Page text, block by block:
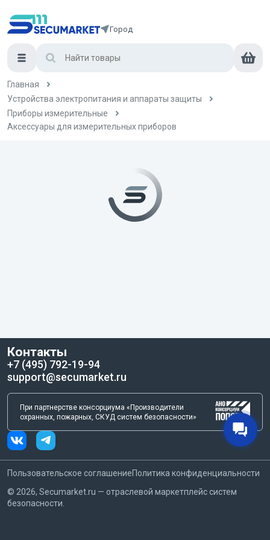
Город
Главная
Устройства электропитания и аппараты защиты
Приборы измерительные
Аксессуары для измерительных приборов
Контакты
+7 (495) 792-19-94
support@secumarket.ru
При партнерстве консорциума «Производители
охранных, пожарных, СКУД систем безопасности»
Пользовательское соглашениеПолитика конфиденциальности
© 2026, Secumarket.ru — отраслевой маркетплейс систем
безопасности.